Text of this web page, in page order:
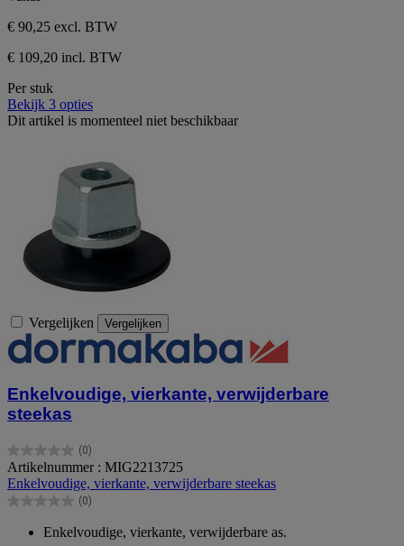
sterren.
€ 90,25 excl. BTW
€ 109,20 incl. BTW
Per stuk
Bekijk 3 opties
Dit artikel is momenteel niet beschikbaar
Vergelijken Vergelijken
Enkelvoudige, vierkante, verwijderbare
steekas
(0)
0.0
van
de
5
Artikelnummer : MIG2213725
Enkelvoudige, vierkante, verwijderbare steekas
(0)
0.0
Enkelvoudige, vierkante, verwijderbare as.